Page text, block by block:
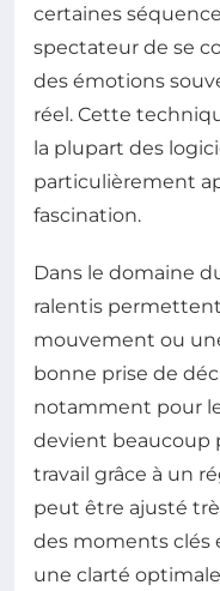
certaines
spectateur de se
des émotions
réel. Cette
la plupart des
particulièrement
fascination.
Dans le domaine
ralentis
mouvement ou
bonne prise de
notamment pour
devient beaucoup
travail grâce à un
peut être ajusté
des moments clés
une clarté